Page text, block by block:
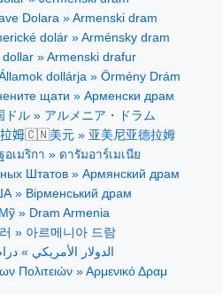
Dolara » Armenski dram
dolár » Arménsky dram
» Armenski drafur
dollárja » Örmény Drám
щати » Арменски драм
ドル » アルメニア・ドラム
姆🇨🇳美元 » 亚美尼亚德拉姆
เมริกา » ดารัมอาร์เมเนีย
Штатов » Армянский драм
» Вірменський драм
» Dram Armenia
» 아르메니아 드람
الدولار الأمريكي »
Πολιτειών » Αρμενικό Δραμ